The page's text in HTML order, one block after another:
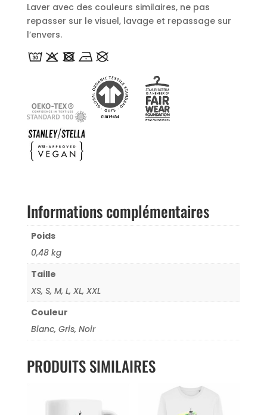
Laver avec des couleurs similaires, ne pas
repasser sur le visuel, lavage et repassage sur
l’envers.
Informations complémentaires
Poids
0,48 kg
Taille
XS, S, M, L, XL, XXL
Couleur
Blanc, Gris, Noir
PRODUITS SIMILAIRES